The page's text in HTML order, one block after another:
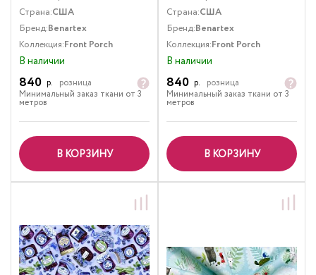
Страна:США
Бренд:Benartex
Коллекция:Front Porch
В наличии
840 р.
розница
Минимальный заказ ткани от 3
метров
В КОРЗИНУ
Страна:США
Бренд:Benartex
Коллекция:Front Porch
В наличии
840 р.
розница
Минимальный заказ ткани от 3
метров
В КОРЗИНУ